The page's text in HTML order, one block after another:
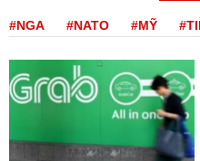
#NGA #NATO #MỸ